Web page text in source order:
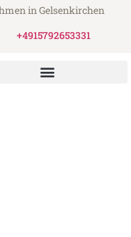
in Gelsenkirchen
+4915792653331